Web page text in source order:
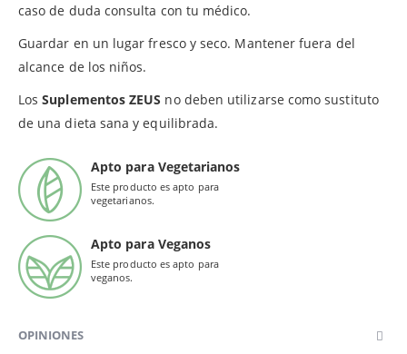
caso de duda consulta con tu médico.
Guardar en un lugar fresco y seco. Mantener fuera del
alcance de los niños.
LosSuplementos ZEUS no deben utilizarse como sustituto
de una dieta sana y equilibrada.
Apto para Vegetarianos
Este producto es apto para
vegetarianos.
Apto para Veganos
Este producto es apto para
veganos.
OPINIONES